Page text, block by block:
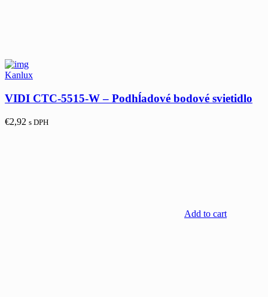
Kanlux
VIDI CTC-5515-W – Podhĺadové bodové svietidlo
€2,92 s DPH
Add to cart